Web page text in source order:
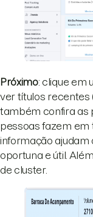
Próximo: clique em
ver títulos recentes
também confira as
pessoas fazem em
informação ajudam
oportuna e útil.
de cluster.